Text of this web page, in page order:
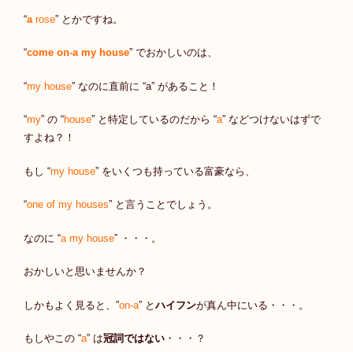
“a rose” とかですね。
“come on-a my house” でおかしいのは、
“my house” なのに直前に “a” があること！
“my” の “house” と特定しているのだから “a” などつけないはずで
すよね？！
もし “my house” をいくつも持っている富豪なら、
“one of my houses” と言うことでしょう。
なのに “a my house” ・・・。
おかしいと思いませんか？
しかもよく見ると、”on-a” と ハイフンが真ん中にいる・・・。
もしやこの “a” は冠詞ではない ・・・？